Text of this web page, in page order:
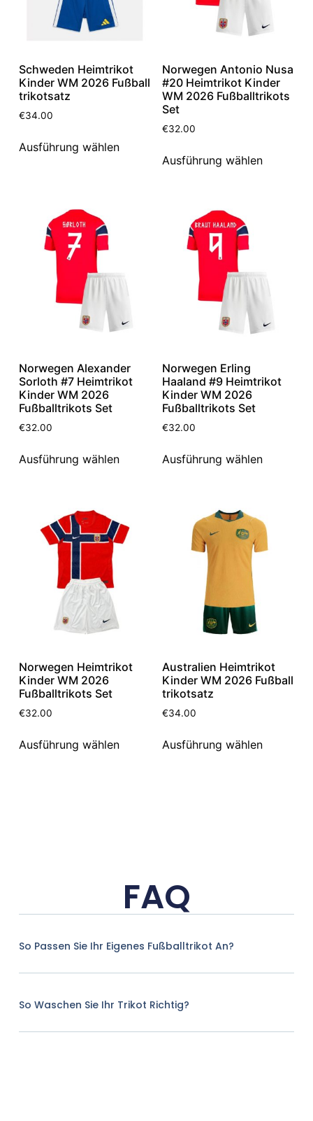
Schweden Heimtrikot
Kinder WM 2026 Fußball
trikotsatz
€34.00
Ausführung wählen
Norwegen Antonio Nusa
#20 Heimtrikot Kinder
WM 2026 Fußballtrikots
Set
€32.00
Ausführung wählen
Norwegen Alexander
Sorloth #7 Heimtrikot
Kinder WM 2026
Fußballtrikots Set
€32.00
Ausführung wählen
Norwegen Erling
Haaland #9 Heimtrikot
Kinder WM 2026
Fußballtrikots Set
€32.00
Ausführung wählen
Norwegen Heimtrikot
Kinder WM 2026
Fußballtrikots Set
€32.00
Ausführung wählen
Australien Heimtrikot
Kinder WM 2026 Fußball
trikotsatz
€34.00
Ausführung wählen
FAQ
So Passen Sie Ihr Eigenes Fußballtrikot An?
So Waschen Sie Ihr Trikot Richtig?